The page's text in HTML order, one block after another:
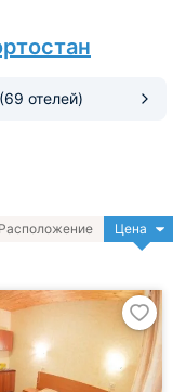
(69 отелей)
Расположение Цена